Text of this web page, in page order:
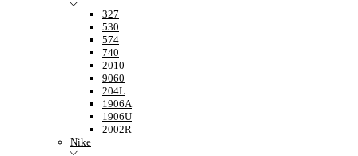
327
530
574
740
2010
9060
204L
1906A
1906U
2002R
Nike